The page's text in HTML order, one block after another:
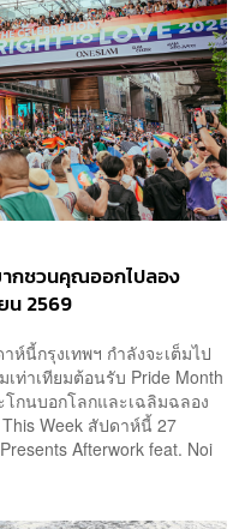
ากชวนคุณออกไปลอง
น 2569
ห์นี้กรุงเทพฯ กำลังจะเต็มไป
ท่าเทียมต้อนรับ Pride Month
กนบอกโลกและเฉลิมฉลอง
Week สัปดาห์นี้ 27
Afterwork feat. Noi